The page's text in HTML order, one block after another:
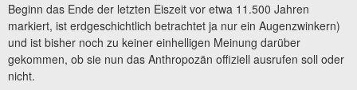
Beginn das Ende der letzten Eiszeit vor etwa 11.500 Jahren
markiert, ist erdgeschichtlich betrachtet ja nur ein Augenzwinkern)
und ist bisher noch zu keiner einhelligen Meinung darüber
gekommen, ob sie nun das Anthropozän offiziell ausrufen soll oder
nicht.